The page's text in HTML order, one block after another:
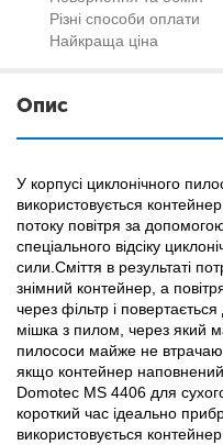
Різні способи оплати
Найкраща ціна
Опис
У корпусі циклонічного
використовується
потоку повітря за
спеціального відсіку
сили.Сміття в результаті
знімний контейнер, а
через фільтр і
мішка з пилом, через який
пилососи майже не
якщо контейнер
Domotec MS 4406 для
короткий час ідеально
використовується